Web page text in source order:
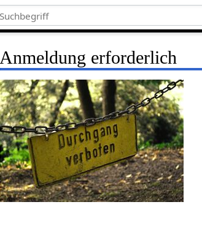
Anmeldung erforderlich